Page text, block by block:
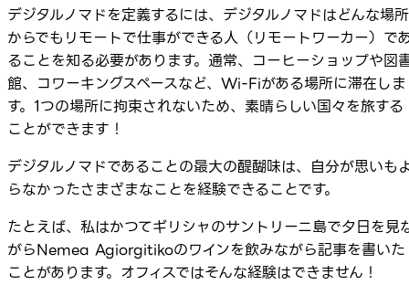
デジタルノマドを定義するには、デジタルノマドはどんな場所
からでもリモートで仕事ができる人（リモートワーカー）で
ることを知る必要があります。通常、コーヒーショップや図
館、コワーキングスペースなど、Wi-Fiがある場所に滞在しま
す。1つの場所に拘束されないため、素晴らしい国々を旅する
ことができます！
デジタルノマドであることの最大の醍醐味は、自分が思いも
らなかったさまざまなことを経験できることです。
たとえば、私はかつてギリシャのサントリーニ島で夕日を見
がらNemea Agiorgitikoのワインを飲みながら記事を書いた
ことがあります。オフィスではそんな経験はできません！